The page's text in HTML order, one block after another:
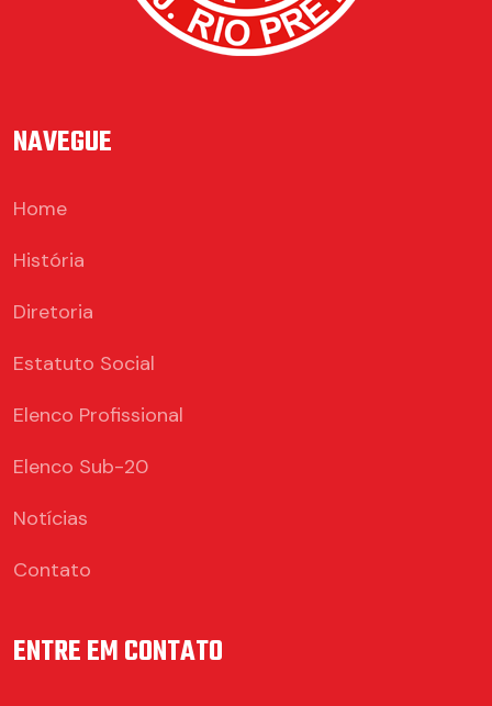
NAVEGUE
Home
História
Diretoria
Estatuto Social
Elenco Profissional
Elenco Sub-20
Notícias
Contato
ENTRE EM CONTATO